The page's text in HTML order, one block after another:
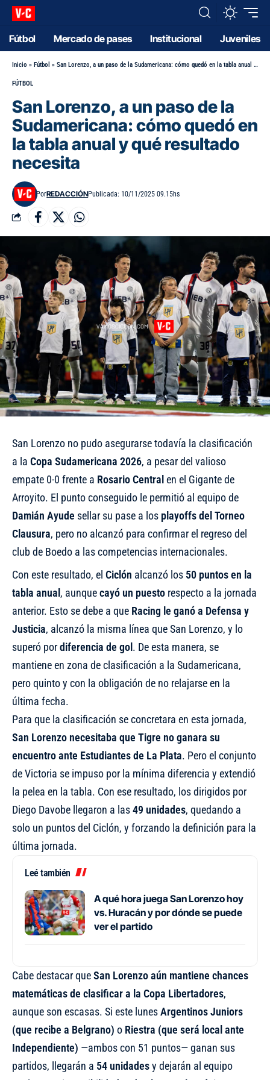
Fútbol Mercado de pases Institucional Juveniles
Inicio » Fútbol » San Lorenzo, a un paso de la Sudamericana: cómo quedó en la tabla anual y qué resultado necesita
FÚTBOL
San Lorenzo, a un paso de la
Sudamericana: cómo quedó en
la tabla anual y qué resultado
necesita
PorREDACCIÓNPublicada: 10/11/2025 09.15hs
San Lorenzo no pudo asegurarse todavía la clasificación
a la Copa Sudamericana 2026, a pesar del valioso
empate 0-0 frente a Rosario Centralen el Gigante de
Arroyito. El punto conseguido le permitió al equipo de
Damián Ayude sellar su pase a los playoffs del Torneo
Clausura, pero no alcanzó para confirmar el regreso del
club de Boedo a las competencias internacionales.
Con este resultado, el Ciclón alcanzó los 50 puntos en la
tabla anual, aunquecayó un puesto respecto a la jornada
anterior. Esto se debe a que Racing le ganó a Defensa y
Justicia, alcanzó la misma línea que San Lorenzo, y lo
superó pordiferencia de gol. De esta manera, se
mantiene en zona de clasificación a la Sudamericana,
pero quinto y con la obligación de no relajarse en la
última fecha.
Para que la clasificación se concretara en esta jornada,
San Lorenzo necesitaba que Tigre no ganara su
encuentro ante Estudiantes de La Plata. Pero el conjunto
de Victoria se impuso por la mínima diferencia y extendió
la pelea en la tabla. Con ese resultado, los dirigidos por
Diego Davobe llegaron a las49 unidades, quedando a
solo un puntos del Ciclón, y forzando la definición para la
última jornada.
Leé también
A qué hora juega San Lorenzo hoy
vs. Huracán y por dónde se puede
ver el partido
Cabe destacar queSan Lorenzo aún mantiene chances
matemáticas de clasificar a la Copa Libertadores,
aunque son escasas. Si este lunesArgentinos Juniors
(que recibe a Belgrano) o Riestra (que será local ante
Independiente) —ambos con 51 puntos— ganan sus
partidos, llegarán a 54 unidadesy dejarán al equipo